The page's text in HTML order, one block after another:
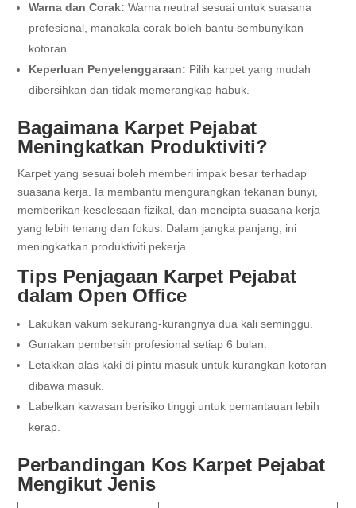
Warna dan Corak: Warna neutral sesuai untuk suasana
profesional, manakala corak boleh bantu sembunyikan
kotoran.
Keperluan Penyelenggaraan: Pilih karpet yang mudah
dibersihkan dan tidak memerangkap habuk.
Bagaimana Karpet Pejabat
Meningkatkan Produktiviti?
Karpet yang sesuai boleh memberi impak besar terhadap
suasana kerja. Ia membantu mengurangkan tekanan bunyi,
memberikan keselesaan fizikal, dan mencipta suasana kerja
yang lebih tenang dan fokus. Dalam jangka panjang, ini
meningkatkan produktiviti pekerja.
Tips Penjagaan Karpet Pejabat
dalam Open Office
Lakukan vakum sekurang-kurangnya dua kali seminggu.
Gunakan pembersih profesional setiap 6 bulan.
Letakkan alas kaki di pintu masuk untuk kurangkan kotoran
dibawa masuk.
Labelkan kawasan berisiko tinggi untuk pemantauan lebih
kerap.
Perbandingan Kos Karpet Pejabat
Mengikut Jenis